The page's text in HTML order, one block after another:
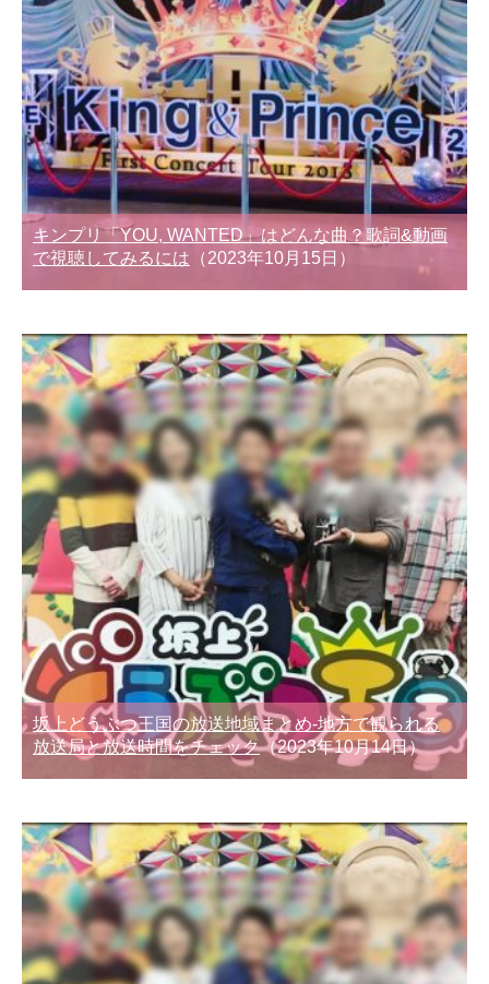
キンプリ「YOU, WANTED」はどんな曲？歌詞&動画
で視聴してみるには （2023年10月15日）
坂上どうぶつ王国の放送地域まとめ-地方で観られる
放送局と放送時間をチェック（2023年10月14日）